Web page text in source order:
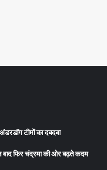
टीमों का दबदबा
फिर चंद्रमा की ओर बढ़ते कदम